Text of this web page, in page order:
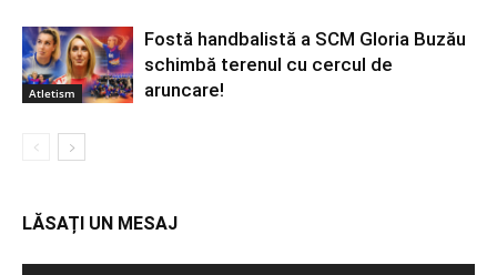
Atletism
Fostă handbalistă a SCM Gloria Buzău
schimbă terenul cu cercul de
aruncare!
LĂSAȚI UN MESAJ